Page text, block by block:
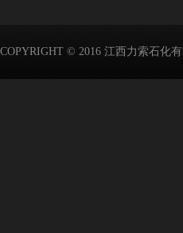
COPYRIGHT © 2016 江西力索石化有